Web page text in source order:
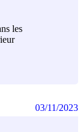
les
03/11/2023